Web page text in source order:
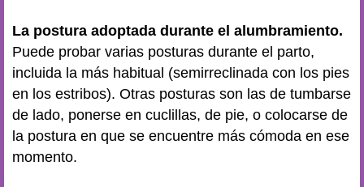
La postura adoptada durante el alumbramiento.
Puede probar varias posturas durante el parto,
incluida la más habitual (semirreclinada con los pies
en los estribos). Otras posturas son las de tumbarse
de lado, ponerse en cuclillas, de pie, o colocarse de
la postura en que se encuentre más cómoda en ese
momento.